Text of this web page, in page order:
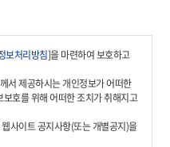
보처리방침]을 마련하여 보호하고
서 제공하시는 개인정보가 어떠한
호를 위해 어떠한 조치가 취해지고
사이트 공지사항(또는 개별공지)을